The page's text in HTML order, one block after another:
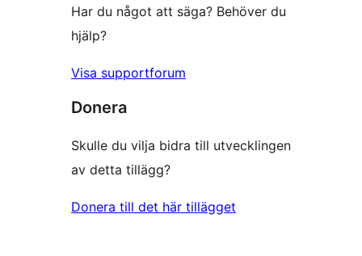
Har du något att säga? Behöver du
hjälp?
Visa supportforum
Donera
Skulle du vilja bidra till utvecklingen
av detta tillägg?
Donera till det här tillägget